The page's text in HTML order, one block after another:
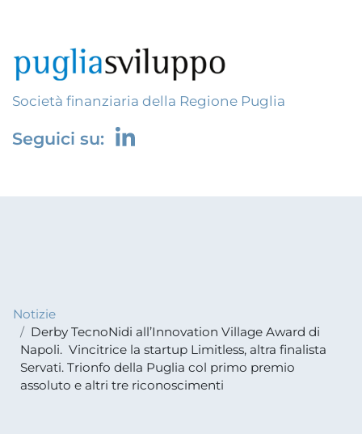
Società finanziaria della Regione Puglia
Seguici su:
Notizie
Derby TecnoNidi all’Innovation Village Award di
Napoli. Vincitrice la startup Limitless, altra finalista
Servati. Trionfo della Puglia col primo premio
assoluto e altri tre riconoscimenti